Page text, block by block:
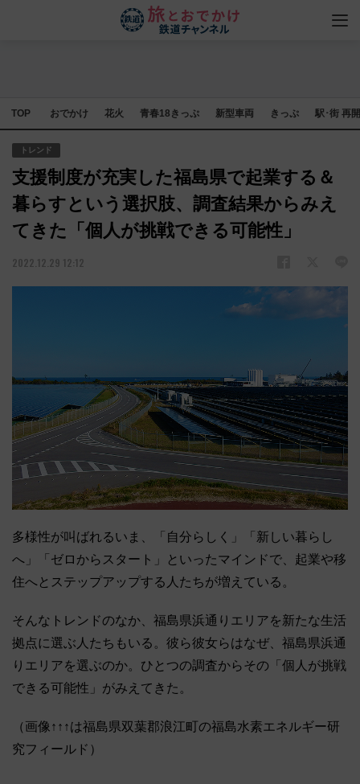
TOP おでかけ 花火 青春18きっぷ 新型車両 きっぷ 駅･街 再
トレンド
支援制度が充実した福島県で起業する＆
暮らすという選択肢、調査結果からみえ
てきた「個人が挑戦できる可能性」
2022.12.29 12:12
多様性が叫ばれるいま、「自分らしく」「新しい暮らし
へ」「ゼロからスタート」といったマインドで、起業や移
住へとステップアップする人たちが増えている。
そんなトレンドのなか、福島県浜通りエリアを新たな生活
拠点に選ぶ人たちもいる。彼ら彼女らはなぜ、福島県浜通
りエリアを選ぶのか。ひとつの調査からその「個人が挑戦
できる可能性」がみえてきた。
（画像↑↑↑は福島県双葉郡浪江町の福島水素エネルギー研
究フィールド）